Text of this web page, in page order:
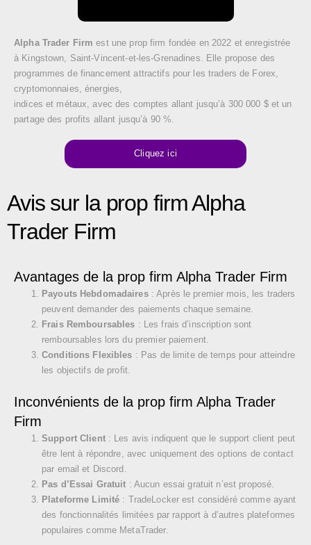
Alpha Trader Firm est une prop firm fondée en 2022 et enregistrée
à Kingstown, Saint-Vincent-et-les-Grenadines. Elle propose des
programmes de financement attractifs pour les traders de Forex,
cryptomonnaies, énergies,
indices et métaux, avec des comptes allant jusqu’à 300 000 $ et un
partage des profits allant jusqu’à 90 %.
Cliquez ici
Avis sur la prop firm Alpha
Trader Firm
Avantages de la prop firm Alpha Trader Firm
Payouts Hebdomadaires: Après le premier mois, les traders
peuvent demander des paiements chaque semaine.
Frais Remboursables : Les frais d’inscription sont
remboursables lors du premier paiement.
Conditions Flexibles : Pas de limite de temps pour atteindre
les objectifs de profit.
Inconvénients de la prop firm Alpha Trader
Firm
Support Client: Les avis indiquent que le support client peut
être lent à répondre, avec uniquement des options de contact
par email et Discord.
Pas d’Essai Gratuit : Aucun essai gratuit n’est proposé.
Plateforme Limité : TradeLocker est considéré comme ayant
des fonctionnalités limitées par rapport à d’autres plateformes
populaires comme MetaTrader.